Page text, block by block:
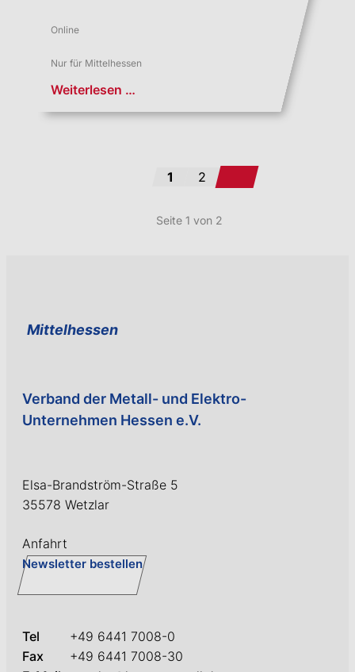
Online
Nur für Mittelhessen
Weiterlesen …
Seite 1 von 2
1 2Vorwärts
Mittelhessen
Verband der Metall- und Elektro-
Unternehmen Hessen e.V.
Elsa-Brandström-Straße 5
35578 Wetzlar
Anfahrt
Newsletter bestellen
Tel
+49 6441 7008-0
Fax
+49 6441 7008-30